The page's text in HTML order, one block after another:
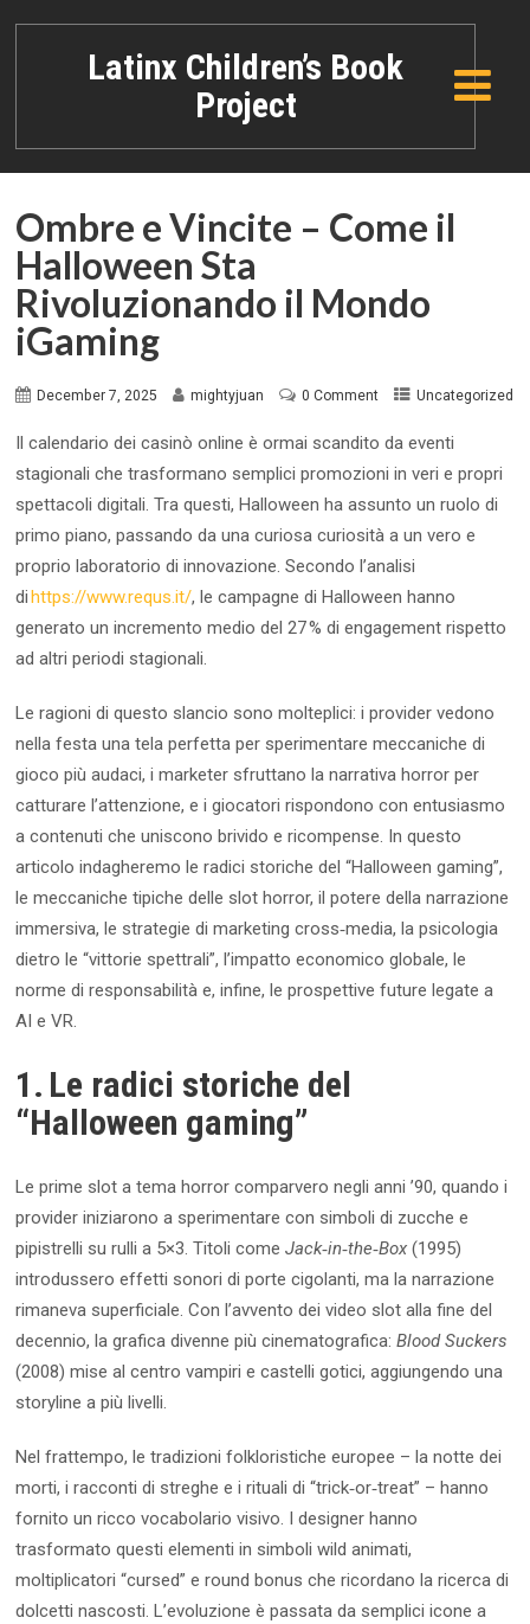
Latinx Children’s Book
Project
Ombre e Vincite – Come il
Halloween Sta
Rivoluzionando il Mondo
iGaming
December 7, 2025 mightyjuan 0 Comment Uncategorized
Il calendario dei casinò online è ormai scandito da eventi
stagionali che trasformano semplici promozioni in veri e propri
spettacoli digitali. Tra questi, Halloween ha assunto un ruolo di
primo piano, passando da una curiosa curiosità a un vero e
proprio laboratorio di innovazione. Secondo l’analisi
di https://www.requs.it/, le campagne di Halloween hanno
generato un incremento medio del 27 % di engagement rispetto
ad altri periodi stagionali.
Le ragioni di questo slancio sono molteplici: i provider vedono
nella festa una tela perfetta per sperimentare meccaniche di
gioco più audaci, i marketer sfruttano la narrativa horror per
catturare l’attenzione, e i giocatori rispondono con entusiasmo
a contenuti che uniscono brivido e ricompense. In questo
articolo indagheremo le radici storiche del “Halloween gaming”,
le meccaniche tipiche delle slot horror, il potere della narrazione
immersiva, le strategie di marketing cross‑media, la psicologia
dietro le “vittorie spettrali”, l’impatto economico globale, le
norme di responsabilità e, infine, le prospettive future legate a
AI e VR.
1. Le radici storiche del
“Halloween gaming”
Le prime slot a tema horror comparvero negli anni ’90, quando i
provider iniziarono a sperimentare con simboli di zucche e
pipistrelli su rulli a 5×3. Titoli comeJack‑in‑the‑Box (1995)
introdussero effetti sonori di porte cigolanti, ma la narrazione
rimaneva superficiale. Con l’avvento dei video slot alla fine del
decennio, la grafica divenne più cinematografica:Blood Suckers
(2008) mise al centro vampiri e castelli gotici, aggiungendo una
storyline a più livelli.
Nel frattempo, le tradizioni folkloristiche europee – la notte dei
morti, i racconti di streghe e i rituali di “trick‑or‑treat” – hanno
fornito un ricco vocabolario visivo. I designer hanno
trasformato questi elementi in simboli wild animati,
moltiplicatori “cursed” e round bonus che ricordano la ricerca di
dolcetti nascosti. L’evoluzione è passata da semplici icone a